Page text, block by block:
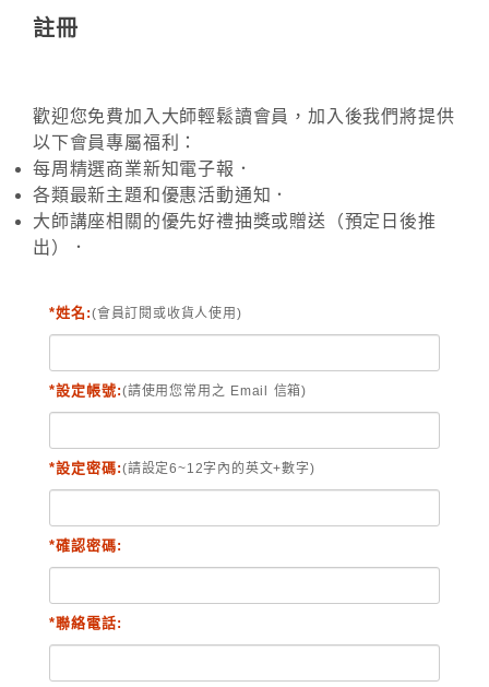
註冊
歡迎您免費加入大師輕鬆讀會員，加入後我們將提供
以下會員專屬福利：
每周精選商業新知電子報．
各類最新主題和優惠活動通知．
大師講座相關的優先好禮抽獎或贈送（預定日後推
出）．
*姓名:(會員訂閱或收貨人使用)
*設定帳號:(請使用您常用之 Email 信箱)
*設定密碼:(請設定6~12字內的英文+數字)
*確認密碼:
*聯絡電話: